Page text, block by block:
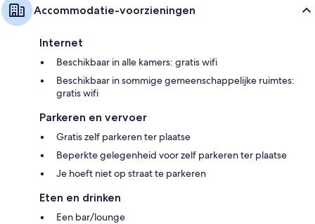
Accommodatie-voorzieningen
Internet
Beschikbaar in alle kamers: gratis wifi
Beschikbaar in sommige gemeenschappelijke ruimtes:
gratis wifi
Parkeren en vervoer
Gratis zelf parkeren ter plaatse
Beperkte gelegenheid voor zelf parkeren ter plaatse
Je hoeft niet op straat te parkeren
Eten en drinken
Een bar/lounge